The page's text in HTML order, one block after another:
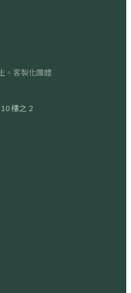
。客製化團體
樓之 2